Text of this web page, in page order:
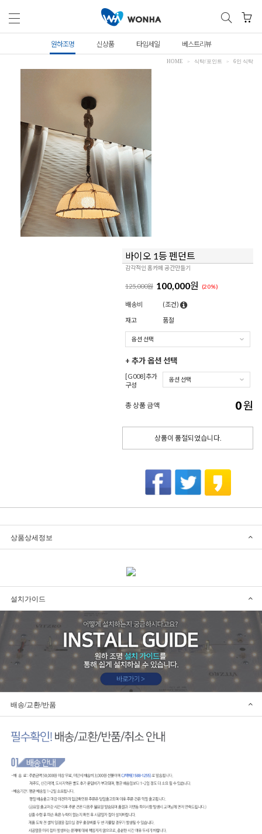
원하조명 신상품 타임세일 베스트리뷰
HOME 식탁/포인트 6인 식탁
바이오 1등 펜던트
감각적인 홈카페 공간만들기
125,000원 100,000원 (20%)
배송비 (조건)
재고 품절
+ 추가 옵션 선택
[G008]추가
구성
총 상품 금액 0원
상품이 품절되었습니다.
상품상세정보
설치가이드
배송/교환/반품